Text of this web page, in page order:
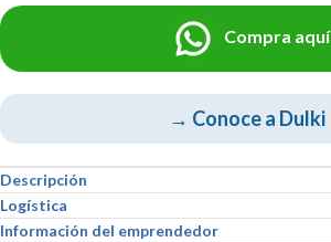
Compra aquí
→ Conoce a Dulki
Descripción
Logística
Información del emprendedor